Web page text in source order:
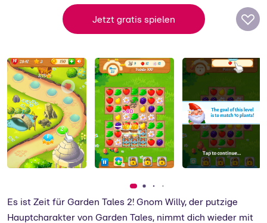
Das berliner Unternehmen hat sich auf
kostenlose Gelegenheitsspiele für jedes
Gerät spezialisiert.
zum Support
Jetzt gratis spielen
Es ist Zeit für Garden Tales 2! Gnom Willy, der putzige
Hauptcharakter von Garden Tales, nimmt dich wieder mit